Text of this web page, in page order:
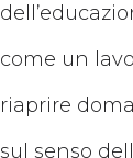
come un
riaprire
sul senso